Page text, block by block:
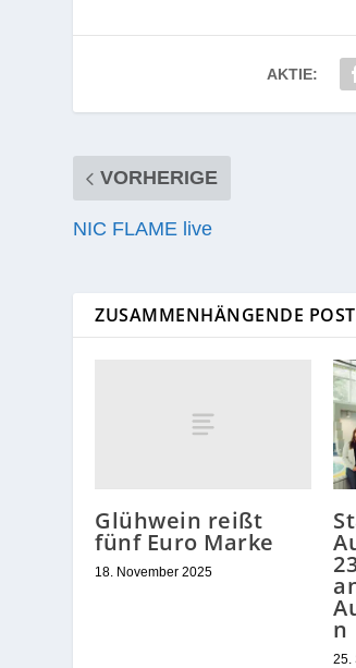
AKTIE:
VORHERIGE
NIC FLAME live
ZUSAMMENHÄNGENDE
Glühwein reißt
fünf Euro Marke
18. November 2025
n
25.